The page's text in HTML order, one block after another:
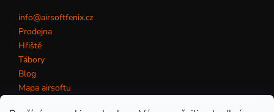
info@airsoftfenix.cz
Prodejna
Hřiště
Tábory
Blog
Mapa airsoftu